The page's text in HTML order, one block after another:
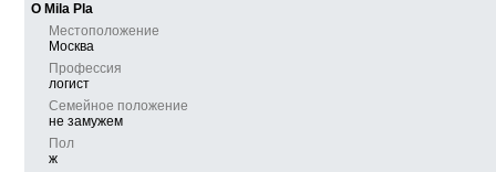
О Mila Pla
Местоположение
Москва
Профессия
логист
Семейное положение
не замужем
Пол
ж